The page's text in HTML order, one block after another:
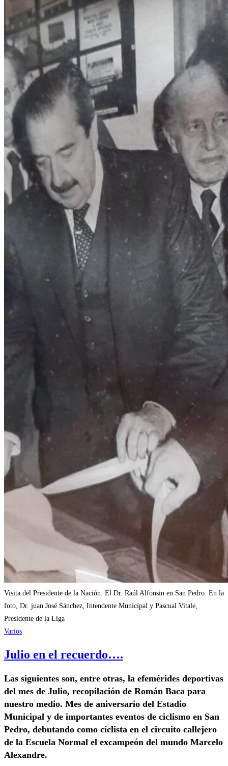
Visita del Presidente de la Nación. El Dr. Raúl Alfonsin en San Pedro. En la
foto, Dr. juan José Sánchez, Intendente Municipal y Pascual Vitale,
Presidente de la Liga
Varios
Julio en el recuerdo….
Las siguientes son, entre otras, la efemérides deportivas
del mes de Julio, recopilación de Román Baca para
nuestro medio. Mes de aniversario del Estadio
Municipal y de importantes eventos de ciclismo en San
Pedro, debutando como ciclista en el circuito callejero
de la Escuela Normal el excampeón del mundo Marcelo
Alexandre.